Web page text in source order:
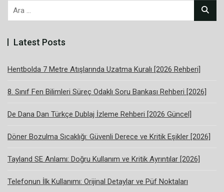
Arama:
Latest Posts
Hentbolda 7 Metre Atışlarında Uzatma Kuralı [2026 Rehberi]
8. Sınıf Fen Bilimleri Süreç Odaklı Soru Bankası Rehberi [2026]
De Dana Dan Türkçe Dublaj İzleme Rehberi [2026 Güncel]
Döner Bozulma Sıcaklığı: Güvenli Derece ve Kritik Eşikler [2026]
Tayland SE Anlamı: Doğru Kullanım ve Kritik Ayrıntılar [2026]
Telefonun İlk Kullanımı: Orijinal Detaylar ve Püf Noktaları